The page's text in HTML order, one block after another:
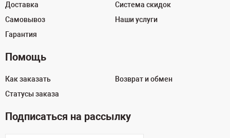
Доставка
Самовывоз
Гарантия
Система скидок
Наши услуги
Помощь
Как заказать
Статусы заказа
Возврат и обмен
Подписаться на рассылку